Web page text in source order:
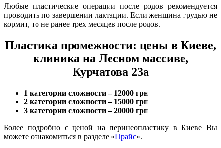
Любые пластические операции после родов рекомендуется
проводить по завершении лактации. Если женщина грудью не
кормит, то не ранее трех месяцев после родов.
Пластика промежности: цены в Киеве,
клиника на Лесном массиве,
Курчатова 23а
1 категории сложности – 12000 грн
2 категории сложности – 15000 грн
3 категории сложности – 20000 грн
Более подробно с ценой на перинеопластику в Киеве Вы
можете ознакомиться в разделе «Прайс».